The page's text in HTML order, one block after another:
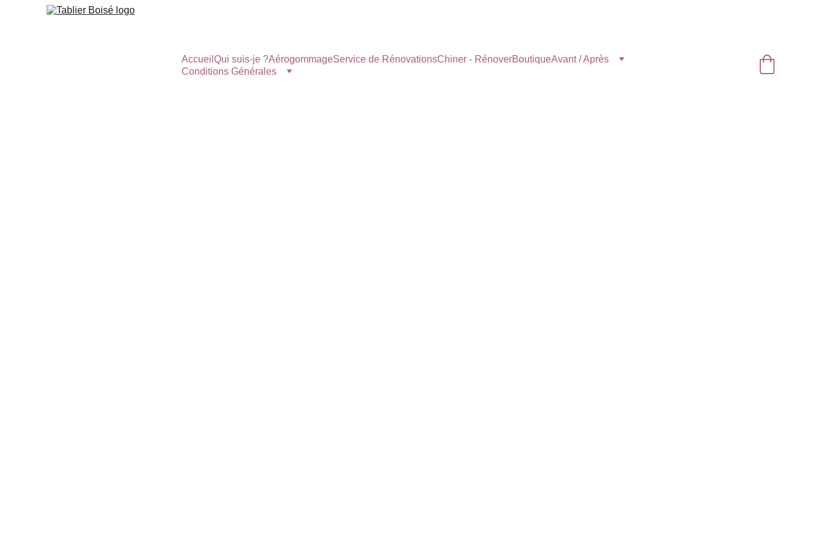
Accueil Qui suis-je ?AérogommageService de RénovationsChiner - RénoverBoutiqueAvant / Après
Conditions Générales